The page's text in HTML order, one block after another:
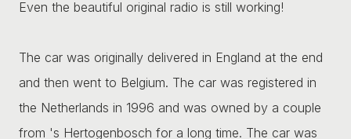
Even the beautiful original radio is still working!
The car was originally delivered in England at the end
and then went to Belgium. The car was registered in
the Netherlands in 1996 and was owned by a couple
from 's Hertogenbosch for a long time. The car was